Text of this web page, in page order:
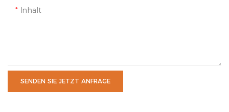
Inhalt
SENDEN SIE JETZT ANFRAGE